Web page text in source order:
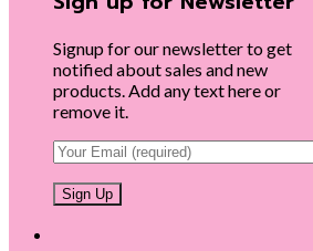
Signup for our newsletter to get
notified about sales and new
products. Add any text here or
remove it.